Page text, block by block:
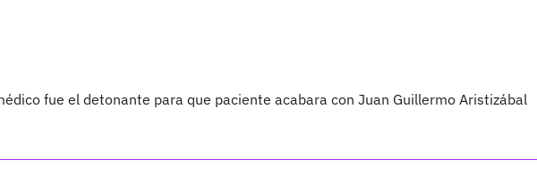
fue el detonante para que paciente acabara con Juan Guillermo Aristizábal